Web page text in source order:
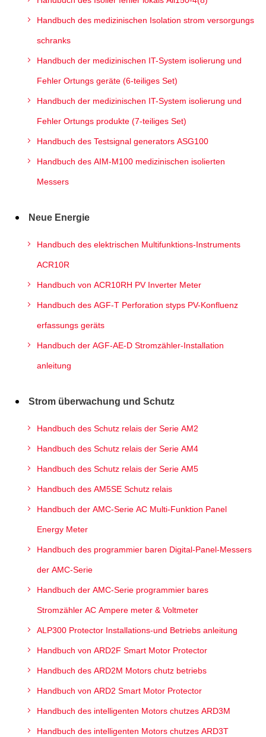
Handbuch des medizinischen Isolation strom versorgungs
schranks
Handbuch der medizinischen IT-System isolierung und
Fehler Ortungs geräte (6-teiliges Set)
Handbuch der medizinischen IT-System isolierung und
Fehler Ortungs produkte (7-teiliges Set)
Handbuch des Testsignal generators ASG100
Handbuch des AIM-M100 medizinischen isolierten
Messers
Neue Energie
Handbuch des elektrischen Multifunktions-Instruments
ACR10R
Handbuch von ACR10RH PV Inverter Meter
Handbuch des AGF-T Perforation styps PV-Konfluenz
erfassungs geräts
Handbuch der AGF-AE-D Stromzähler-Installation
anleitung
Strom überwachung und Schutz
Handbuch des Schutz relais der Serie AM2
Handbuch des Schutz relais der Serie AM4
Handbuch des Schutz relais der Serie AM5
Handbuch des AM5SE Schutz relais
Handbuch der AMC-Serie AC Multi-Funktion Panel
Energy Meter
Handbuch des programmier baren Digital-Panel-Messers
der AMC-Serie
Handbuch der AMC-Serie programmier bares
Stromzähler AC Ampere meter & Voltmeter
ALP300 Protector Installations-und Betriebs anleitung
Handbuch von ARD2F Smart Motor Protector
Handbuch des ARD2M Motors chutz betriebs
Handbuch von ARD2 Smart Motor Protector
Handbuch des intelligenten Motors chutzes ARD3M
Handbuch des intelligenten Motors chutzes ARD3T